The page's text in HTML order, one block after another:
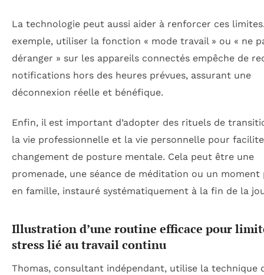
La technologie peut aussi aider à renforcer ces
exemple, utiliser la fonction « mode travail » ou « ne
déranger » sur les appareils connectés empêche de
notifications hors des heures prévues, assurant une
déconnexion réelle et bénéfique.
Enfin, il est important d’adopter des rituels de
la vie professionnelle et la vie personnelle pour
changement de posture mentale. Cela peut être une
promenade, une séance de méditation ou un moment
en famille, instauré systématiquement à la fin de la
Illustration d’une routine efficace pour
stress lié au travail continu
Thomas, consultant indépendant, utilise la technique